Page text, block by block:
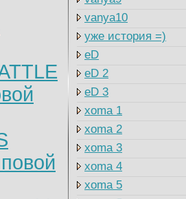
vanya10
уже история =)
eD
eD 2
eD 3
xoma 1
xoma 2
xoma 3
xoma 4
xoma 5